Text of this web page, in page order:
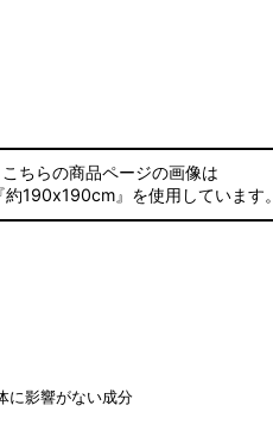
こちらの商品ページの画像は
約190x190cm』を使用しています。